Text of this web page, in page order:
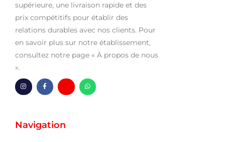
supérieure, une livraison rapide et des
prix compétitifs pour établir des
relations durables avec nos clients. Pour
en savoir plus sur notre établissement,
consultez notre page « À propos de nous
».
I
n
r
a
F
a
o
k
m
W
h
Navigation